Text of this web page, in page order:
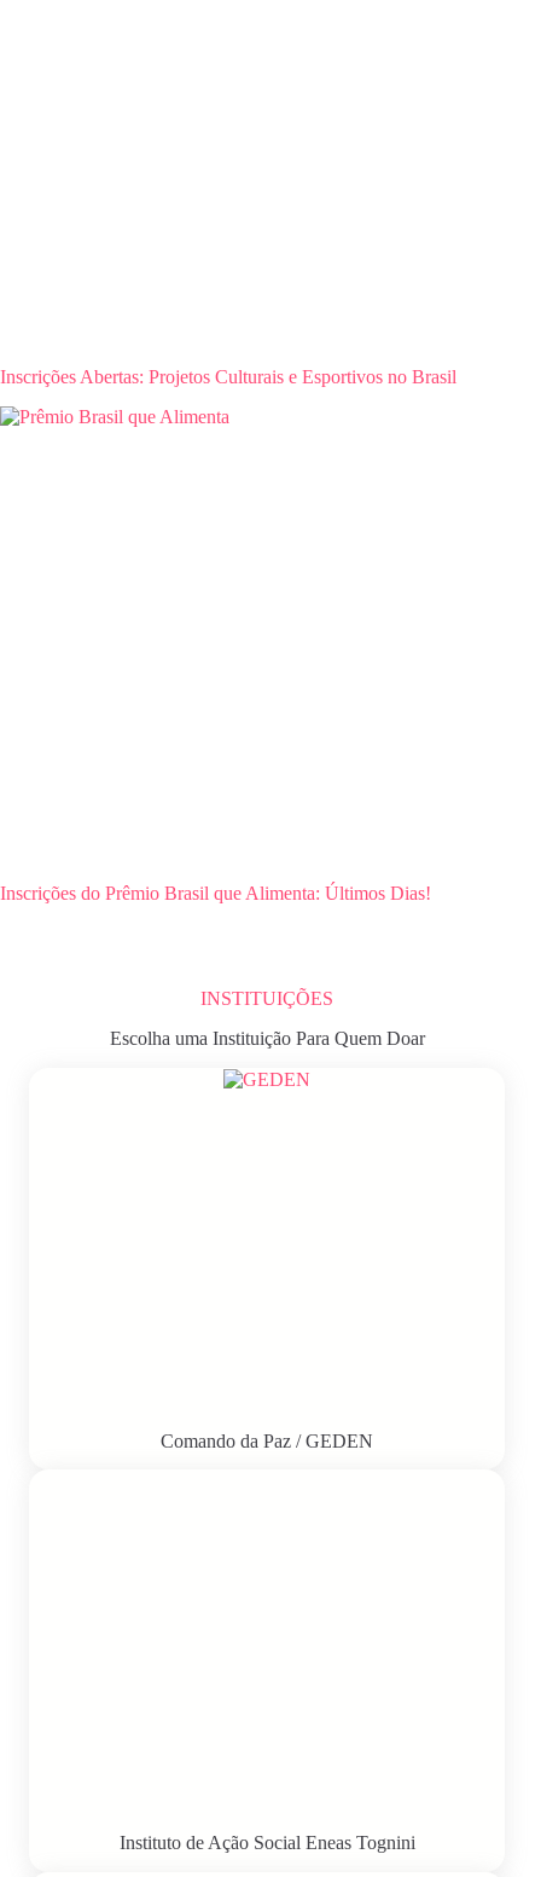
Inscrições Abertas: Projetos Culturais e Esportivos no Brasil
Inscrições do Prêmio Brasil que Alimenta: Últimos Dias!
INSTITUIÇÕES
Escolha uma Instituição Para Quem Doar
Comando da Paz / GEDEN
Instituto de Ação Social Eneas Tognini